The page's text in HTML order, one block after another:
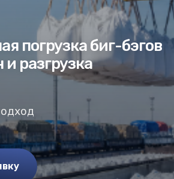
погрузка биг-бэгов
и разгрузка